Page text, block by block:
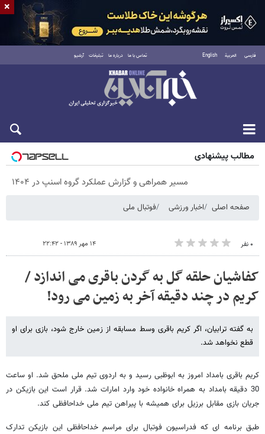
فارسی العربية English تماس با ما درباره ما تبلیغات آرشیو
جمعه ۱۶ مرداد ۱۴۰۵
مطالب پیشنهادی
مسیر همراهی و گزارش عملکرد گروه اسنپ در ۱۴۰۴
صفحه اصلی اخبار ورزشی فوتبال ملی
۰ نفر ۱۴ مهر ۱۳۸۹ - ۲۲:۴۲
کفاشیان حلقه گل به گردن باقری می اندازد /
کریم در چند دقیقه آخر به زمین می رود!
به گفته ترابیان، اگر کریم باقری وسط مسابقه از زمین خارج شود، بازی برای او
قطع نخواهد شد.
کریم باقری بامداد امروز به ابوظبی رسید و به اردوی تیم ملی ملحق شد. او ساعت
30 دقیقه بامداد به همراه خانواده خود وارد امارات شد. قرار است این بازیکن در
جریان بازی مقابل برزیل برای همیشه با پیراهن تیم ملی خداحافظی کند.
طبق برنامه ای که فدراسیون فوتبال برای مراسم خداحافظی این بازیکن تدارک
×